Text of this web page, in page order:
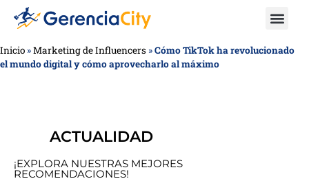
Inicio »Marketing de Influencers »Cómo TikTok ha revolucionado
el mundo digital y cómo aprovecharlo al máximo
ACTUALIDAD
¡EXPLORA NUESTRAS MEJORES
RECOMENDACIONES!